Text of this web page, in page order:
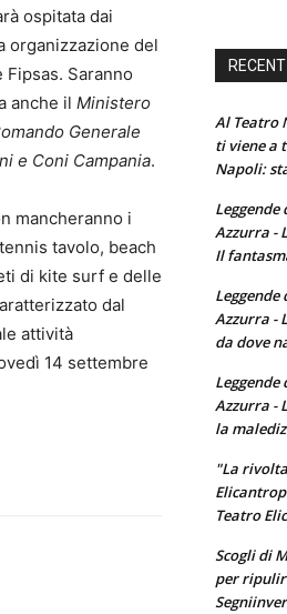
ospitata dai
organizzazione del
Saranno
anche il Ministero
Generale
e Coni Campania.
mancheranno i
tavolo, beach
di kite surf e delle
dal
attività
14 settembre
Al Teatro
ti viene a
Napoli:
Azzurra -
Il
Azzurra -
da dove
Azzurra -
la
"La
Teatro
Scogli di
per